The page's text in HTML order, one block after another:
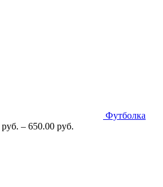
Футболка
руб. – 650.00 руб.